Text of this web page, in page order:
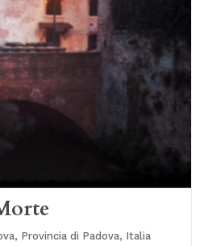
Provincia di Padova, Italia